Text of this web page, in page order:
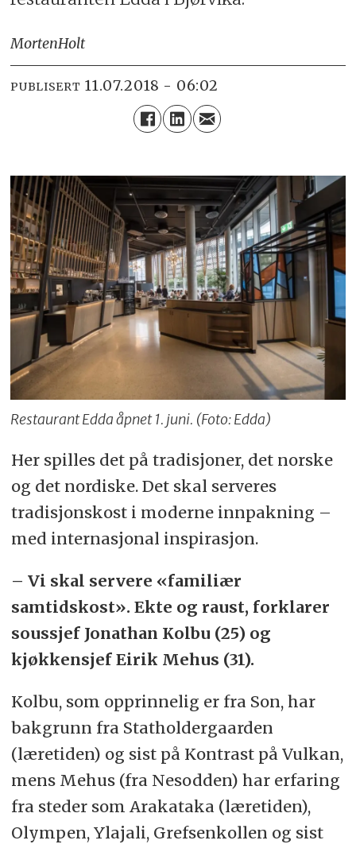
MortenHolt
PUBLISERT 11.07.2018 - 06:02
Restaurant Edda åpnet 1. juni. (Foto: Edda)
Her spilles det på tradisjoner, det norske
og det nordiske. Det skal serveres
tradisjonskost i moderne innpakning –
med internasjonal inspirasjon.
– Vi skal servere «familiær
samtidskost». Ekte og raust, forklarer
soussjef Jonathan Kolbu (25) og
kjøkkensjef Eirik Mehus (31).
Kolbu, som opprinnelig er fra Son, har
bakgrunn fra Statholdergaarden
(læretiden) og sist på Kontrast på Vulkan,
mens Mehus (fra Nesodden) har erfaring
fra steder som Arakataka (læretiden),
Olympen, Ylajali, Grefsenkollen og sist